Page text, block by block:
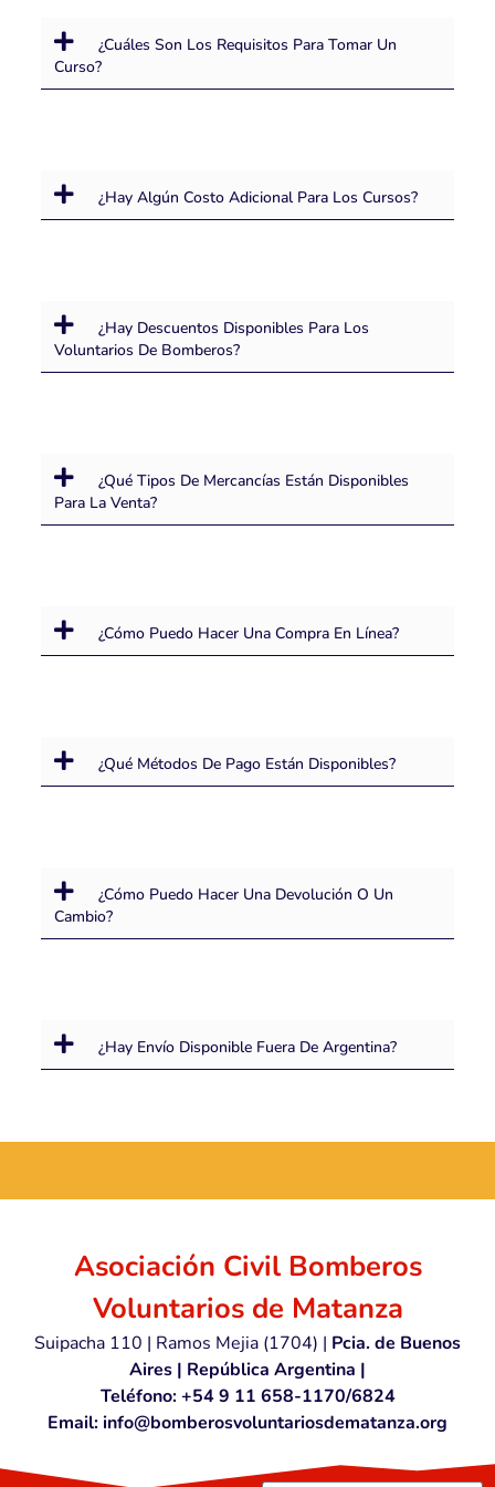
¿Cuáles Son Los Requisitos Para Tomar Un
Curso?
¿Hay Algún Costo Adicional Para Los Cursos?
¿Hay Descuentos Disponibles Para Los
Voluntarios De Bomberos?
¿Qué Tipos De Mercancías Están Disponibles
Para La Venta?
¿Cómo Puedo Hacer Una Compra En Línea?
¿Qué Métodos De Pago Están Disponibles?
¿Cómo Puedo Hacer Una Devolución O Un
Cambio?
¿Hay Envío Disponible Fuera De Argentina?
Asociación Civil Bomberos
Voluntarios de Matanza
Suipacha 110 | Ramos Mejia (1704) | Pcia. de Buenos
Aires | República Argentina |
Teléfono: +54 9 11 658-1170/6824
Email: info@bomberosvoluntariosdematanza.org